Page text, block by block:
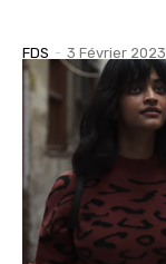
FDS - 3 Février 2023